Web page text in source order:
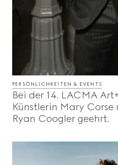
PERSÖNLICHKEITEN & EVENTS
Bei der 14. LACMA
Künstlerin Mary
Ryan Coogler geehrt.